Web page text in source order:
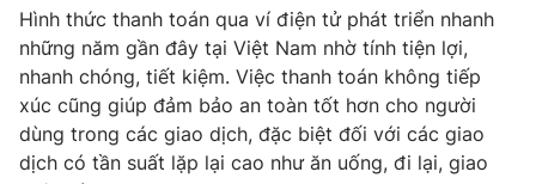
Theo dõi báo trên
Cơ quan chủ quản: Đài Truyền hình Việt Nam
Hình thức thanh toán qua ví điện tử phát triển nhanh
những năm gần đây tại Việt Nam nhờ tính tiện lợi,
nhanh chóng, tiết kiệm. Việc thanh toán không tiếp
xúc cũng giúp đảm bảo an toàn tốt hơn cho người
dùng trong các giao dịch, đặc biệt đối với các giao
dịch có tần suất lặp lại cao như ăn uống, đi lại, giao